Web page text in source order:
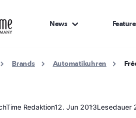
News
Brands Automatikuhren
Redaktion12. Jun 2013Lesedauer